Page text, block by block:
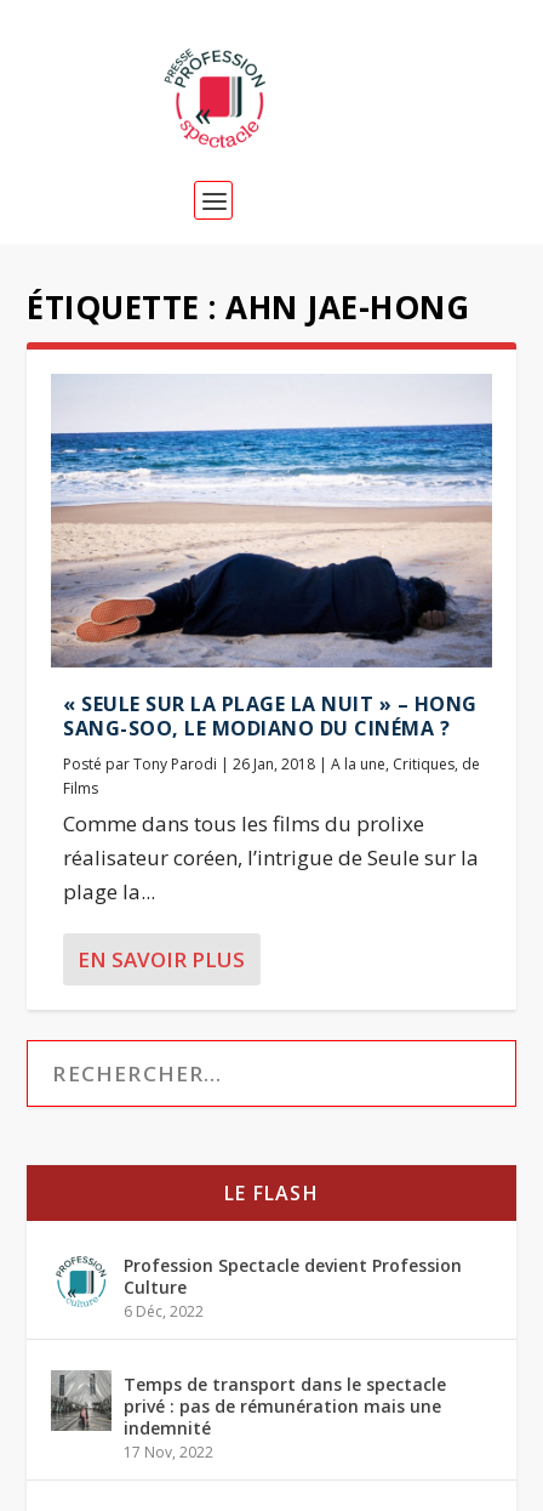
ÉTIQUETTE :AHN JAE-HONG
« SEULE SUR LA PLAGE LA NUIT » – HONG
SANG-SOO, LE MODIANO DU CINÉMA ?
Posté parTony Parodi |26 Jan, 2018 |A la une, Critiques, de
Films
Comme dans tous les films du prolixe
réalisateur coréen, l’intrigue de Seule sur la
plage la...
EN SAVOIR PLUS
LE FLASH
Profession Spectacle devient Profession
Culture
6 Déc, 2022
Temps de transport dans le spectacle
privé : pas de rémunération mais une
indemnité
17 Nov, 2022